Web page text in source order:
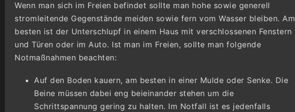
Wenn man sich im Freien befindet sollte man hohe sowie generell
stromleitende Gegenstände meiden sowie fern vom Wasser bleiben. Am
besten ist der Unterschlupf in einem Haus mit verschlossenen Fenstern
und Türen oder im Auto. Ist man im Freien, sollte man folgende
Notmaßnahmen beachten:
Auf den Boden kauern, am besten in einer Mulde oder Senke. Die
Beine müssen dabei eng beieinander stehen um die
Schrittspannung gering zu halten. Im Notfall ist es jedenfalls